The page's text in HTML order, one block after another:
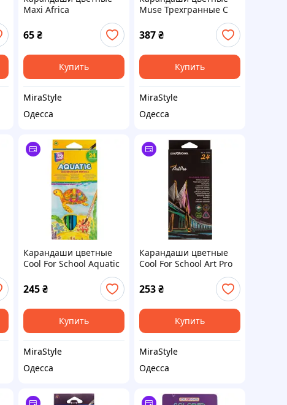
Maxi Africa
цветов (MX11530)
65₴
Купить
MiraStyle
Одесса
Muse Трехгранные С
(107M-36)
387₴
Купить
MiraStyle
Одесса
Карандаши цветные
Cool For School Aquatic
Extra Soft акварельные,
с кистью 24 цветов
245₴
Купить
MiraStyle
Одесса
Карандаши цветные
Cool For School Art Pro
профессиональные 24
цвета (CF15160)
253₴
Купить
MiraStyle
Одесса